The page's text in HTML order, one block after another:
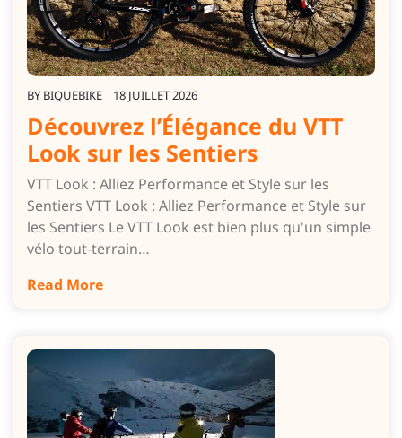
BY BIQUEBIKE 18 JUILLET 2026
Découvrez l’Élégance du VTT
Look sur les Sentiers
VTT Look : Alliez Performance et Style sur les
Sentiers VTT Look : Alliez Performance et Style sur
les Sentiers Le VTT Look est bien plus qu'un simple
vélo tout-terrain…
Read More